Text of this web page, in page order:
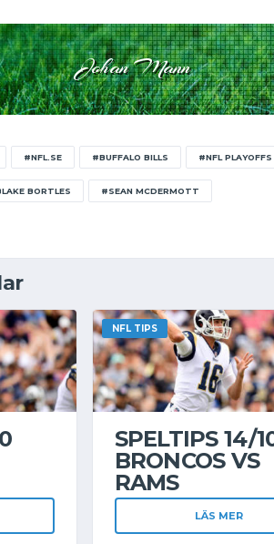
Johan Mann
#NFL.SE #BUFFALO BILLS #NFL PLAYOFFS
BORTLES #SEAN MCDERMOTT
NFL TIPS
SPELTIPS 14/
BRONCOS VS
RAMS
LÄS MER